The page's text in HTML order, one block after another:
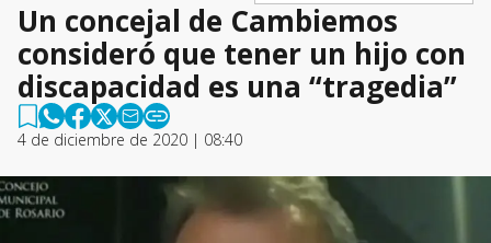
Un concejal de Cambiemos
consideró que tener un hijo con
discapacidad es una “tragedia”
4 de diciembre de 2020 | 08:40